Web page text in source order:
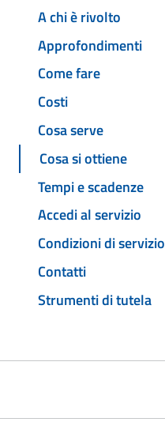
A chi è rivolto
Approfondimenti
Come fare
Costi
Cosa serve
Cosa si ottiene
Tempi e scadenze
Accedi al servizio
Condizioni di servizio
Contatti
Strumenti di tutela